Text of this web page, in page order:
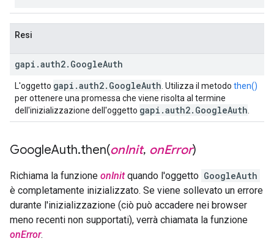
Resi
gapi .auth2. GoogleAuth
L'oggetto gapi .auth2. GoogleAuth . Utilizza il metodo then()
per ottenere una promessa che viene risolta al termine
dell'inizializzazione dell'oggetto gapi .auth2. GoogleAuth
GoogleAuth.then(onInit, onError)
Richiama la funzione onInitquando l'oggetto GoogleAuth
è completamente inizializzato. Se viene sollevato un errore
durante l'inizializzazione (ciò può accadere nei browser
meno recenti non supportati), verrà chiamata la funzione
onError.